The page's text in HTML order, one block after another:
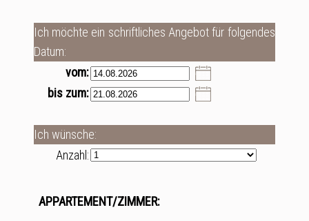
Ich möchte ein schriftliches Angebot für folgendes
Datum:
vom:
bis zum:
Ich wünsche:
Anzahl:
APPARTEMENT/ZIMMER: